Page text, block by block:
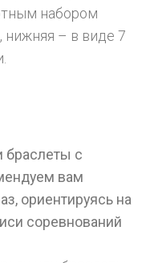
набором
– в виде 7
браслеты с
вам
ориентируясь на
соревнований